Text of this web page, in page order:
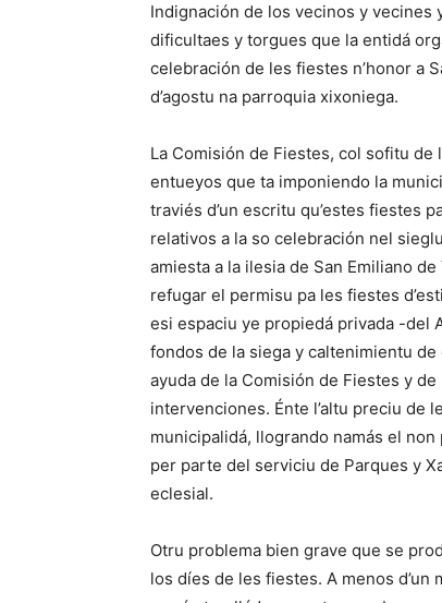
Indignación de los vecinos y vecines
dificultaes y torgues que la entidá
celebración de les fiestes n’honor a
d’agostu na parroquia xixoniega.
La Comisión de Fiestes, col sofitu de
entueyos que ta imponiendo la
traviés d’un escritu qu’estes fiestes
relativos a la so celebración nel
amiesta a la ilesia de San Emiliano
refugar el permisu pa les fiestes
esi espaciu ye propiedá privada -del
fondos de la siega y caltenimientu
ayuda de la Comisión de Fiestes y de
intervenciones. Énte l’altu preciu de
municipalidá, llogrando namás el
per parte del serviciu de Parques y
eclesial.
Otru problema bien grave que se
los díes de les fiestes. A menos d’un